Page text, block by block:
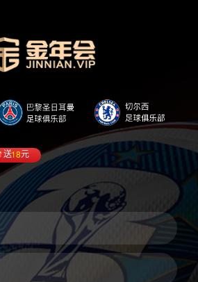
送18元